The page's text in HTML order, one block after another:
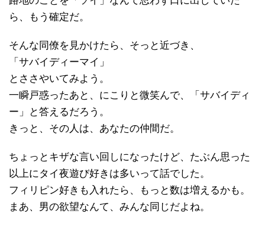
ら、もう確定だ。
そんな同僚を見かけたら、そっと近づき、
「サバイディーマイ」
とささやいてみよう。
一瞬戸惑ったあと、にこりと微笑んで、「サバイディ
ー」と答えるだろう。
きっと、その人は、あなたの仲間だ。
ちょっとキザな言い回しになったけど、たぶん思った
以上にタイ夜遊び好きは多いって話でした。
フィリピン好きも入れたら、もっと数は増えるかも。
まあ、男の欲望なんて、みんな同じだよね。